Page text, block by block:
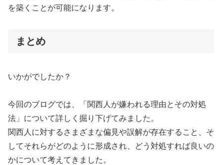
を築くことが可能になります。
まとめ
いかがでしたか？
今回のブログでは、「関西人が嫌われる理由とその対処
法」について詳しく掘り下げてみました。
関西人に対するさまざまな偏見や誤解が存在すること、そ
してそれらがどのように形成され、どう対処すれば良いの
かについて考えてきました。